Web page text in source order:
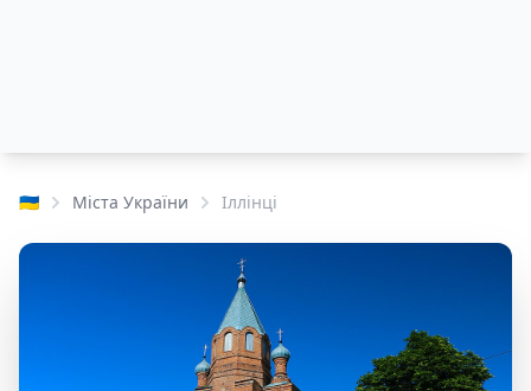
🇺🇦 Міста України Іллінці